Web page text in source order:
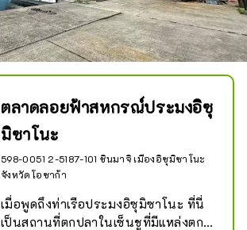
ตลาดลอยฟ้าสหกรณ์ประมงอิซุ
มิซาโนะ
598-0051 2-5187-101 ชินมาจิ เมืองอิซุมิซาโนะ
จังหวัดโอซาก้า
เมื่อพูดถึงท่าเรือประมงอิซุมิซาโนะ ที่นี่
เป็นสถานที่ตกปลาในเซ็นชูที่มีแหล่งตก